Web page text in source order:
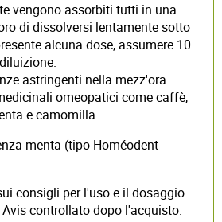
vengono assorbiti tutti in una
di dissolversi lentamente sotto
alcuna dose, assumere 10
astringenti nella mezz'ora
omeopatici come caffè,
e camomilla.
menta (tipo Homéodent
consigli per l'uso e il dosaggio
controllato dopo l'acquisto.